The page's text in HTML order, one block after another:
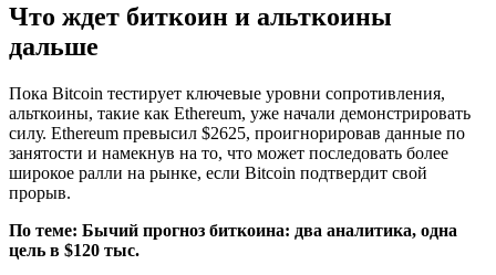
Что ждет биткоин и альткоины
дальше
Пока Bitcoin тестирует ключевые уровни сопротивления,
альткоины, такие как Ethereum, уже начали демонстрировать
силу. Ethereum превысил $2625, проигнорировав данные по
занятости и намекнув на то, что может последовать более
широкое ралли на рынке, если Bitcoin подтвердит свой
прорыв.
По теме: Бычий прогноз биткоина: два аналитика, одна
цель в $120 тыс.